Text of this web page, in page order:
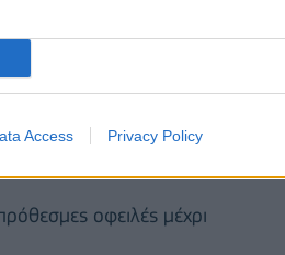
Access Privacy Policy
οφειλές μέχρι